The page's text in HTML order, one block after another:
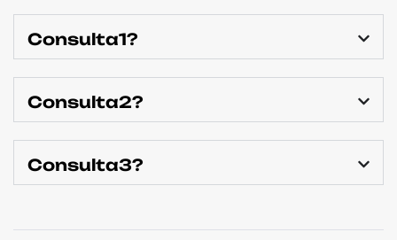
Consulta1?
Consulta2?
Consulta3?